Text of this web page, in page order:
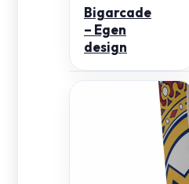
Bigarcade
– Egen
design